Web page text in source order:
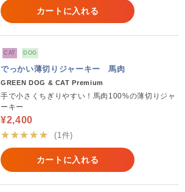
カートに入れる
CAT DOG
でっかい薄切りジャーキー 馬肉
GREEN DOG & CAT Premium
手で小さくちぎりやすい！馬肉100%の薄切りジャ
ーキー
¥2,400
★★★★★
(1件)
カートに入れる